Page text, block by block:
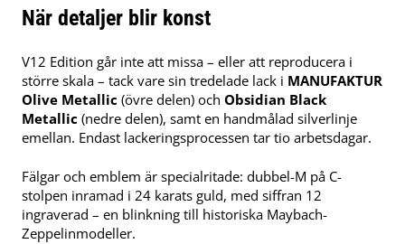
När detaljer blir konst
V12 Edition går inte att missa – eller att reproducera i
större skala ­– tack vare sin tredelade lack i MANUFAKTUR
Olive Metallic (övre delen) och Obsidian Black
Metallic (nedre delen), samt en handmålad silverlinje
emellan. Endast lackeringsprocessen tar tio arbetsdagar.
Fälgar och emblem är specialritade: dubbel-M på C-
stolpen inramad i 24 karats guld, med siffran 12
ingraverad – en blinkning till historiska Maybach-
Zeppelinmodeller.